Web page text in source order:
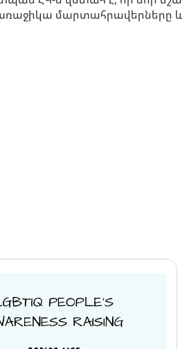
մարտահրավերները և